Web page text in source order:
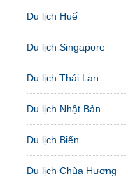
Du lịch Huế
Du lịch Singapore
Du lịch Thái Lan
Du lịch Nhật Bản
Du lịch Biển
Du lịch Chùa Hương